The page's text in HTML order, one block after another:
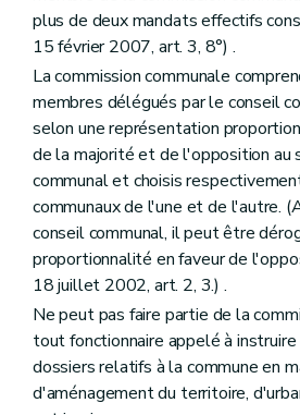
Chapitre IV Missions du déclarant, du responsable P.E.B. et de
Art. 237/18
Art. 237/19
Art. 237/20
Chapitre V
Procédures
Section première Bâtiments pour
Art. 237/21
Art. 237/22
Section 2 Bâtiments pour lesquels une étude de faisabilité
Art. 237/23
Art. 237/24
Section 3 Autres
Art. 237/25
Section 4 Modalités
Art. 237/26
Titre V Certificat de performance
Chapitre premier
Art. 237/27
Art. 237/28
Art. 237/29
plus de deux mandats effectifs
15 février 2007, art. 3, 8°) .
La commission communale
membres délégués par le conseil
selon une représentation
de la majorité et de l'opposition au
communal et choisis
communaux de l'une et de l'autre.
conseil communal, il peut être
proportionnalité en faveur de
18 juillet 2002, art. 2, 3.) .
Ne peut pas faire partie de la
tout fonctionnaire appelé à
dossiers relatifs à la commune en
d'aménagement du territoire,